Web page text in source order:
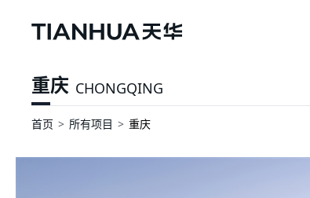
重庆 CHONGQING
首页 所有项目 重庆